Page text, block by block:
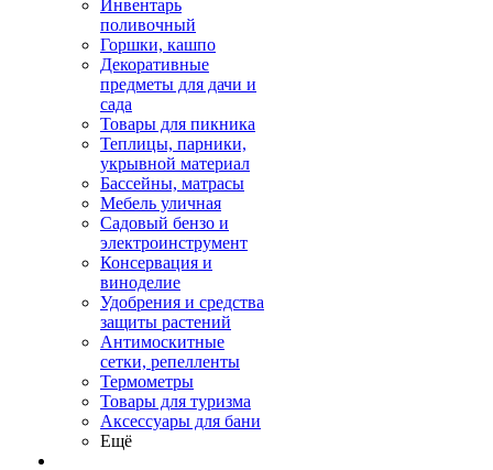
Инвентарь
поливочный
Горшки, кашпо
Декоративные
предметы для дачи и
сада
Товары для пикника
Теплицы, парники,
укрывной материал
Бассейны, матрасы
Мебель уличная
Садовый бензо и
электроинструмент
Консервация и
виноделие
Удобрения и средства
защиты растений
Антимоскитные
сетки, репелленты
Термометры
Товары для туризма
Аксессуары для бани
Ещё